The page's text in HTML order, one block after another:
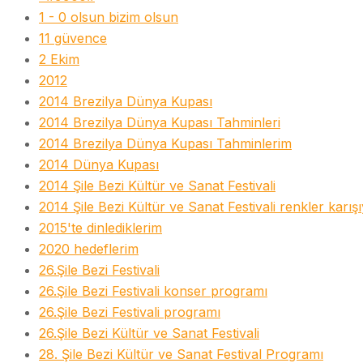
1 - 0 olsun bizim olsun
11 güvence
2 Ekim
2012
2014 Brezilya Dünya Kupası
2014 Brezilya Dünya Kupası Tahminleri
2014 Brezilya Dünya Kupası Tahminlerim
2014 Dünya Kupası
2014 Şile Bezi Kültür ve Sanat Festivali
2014 Şile Bezi Kültür ve Sanat Festivali renkler
2015'te dinlediklerim
2020 hedeflerim
26.Şile Bezi Festivali
26.Şile Bezi Festivali konser programı
26.Şile Bezi Festivali programı
26.Şile Bezi Kültür ve Sanat Festivali
28. Şile Bezi Kültür ve Sanat Festival Programı